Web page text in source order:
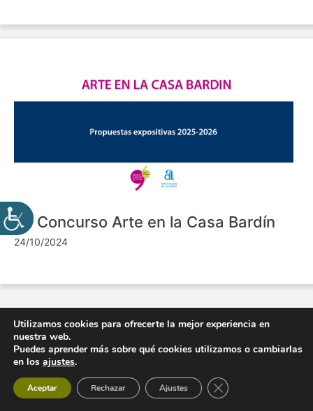
VII Concurso Arte en la Casa Bardín
24/10/2024
Utilizamos cookies para ofrecerte la mejor experiencia en
nuestra web.
Puedes aprender más sobre qué cookies utilizamos o cambiarlas
en los ajustes.
Aceptar Rechazar Ajustes Cerrar el banner de